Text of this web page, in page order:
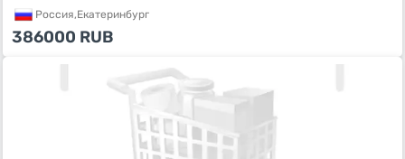
Россия,Екатеринбург
386000 RUB